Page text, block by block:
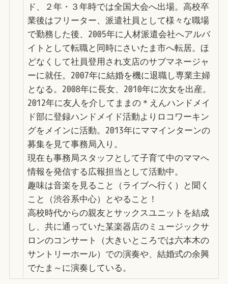
ド、２年・３年時では全国大会へ出場。高校卒
業後はフリーター、派遣社員として様々な職場
で勤務した後、2005年に人材派遣会社へアルバ
イトとして転職と同時にさいたま市へ転居。ほ
どなくして社員登用され支店のサブマネージャ
ーに就任。2007年に結婚を機に退職し専業主婦
となる。2008年に長女、2010年に次女を出産。
2012年に友人を介してままの＊えんハンドメイ
ド部に登録ハンドメイド活動よりロコワーキン
グをメインに活動。2013年にママインターンの
募集を見て事務局入り。
現在も事務局スタッフとして子育て中のママへ
情報を発信する広報担当として活動中。
趣味は音楽を見ること（ライブへ行く）と聞く
こと（渋谷系中心）とやること！
高校時代からの親友とサックスユニットを結成
し、共に通っていた某楽器店のミュージックサ
ロンのコンサート（大きいところでは六本木の
サントリーホール）での演奏や、結婚式の余興
でたま～に演奏している。